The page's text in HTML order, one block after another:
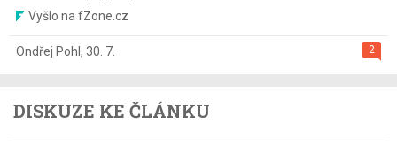
Vyšlo na fZone.cz
2
Ondřej Pohl , 30. 7.
DISKUZE KE ČLÁNKU